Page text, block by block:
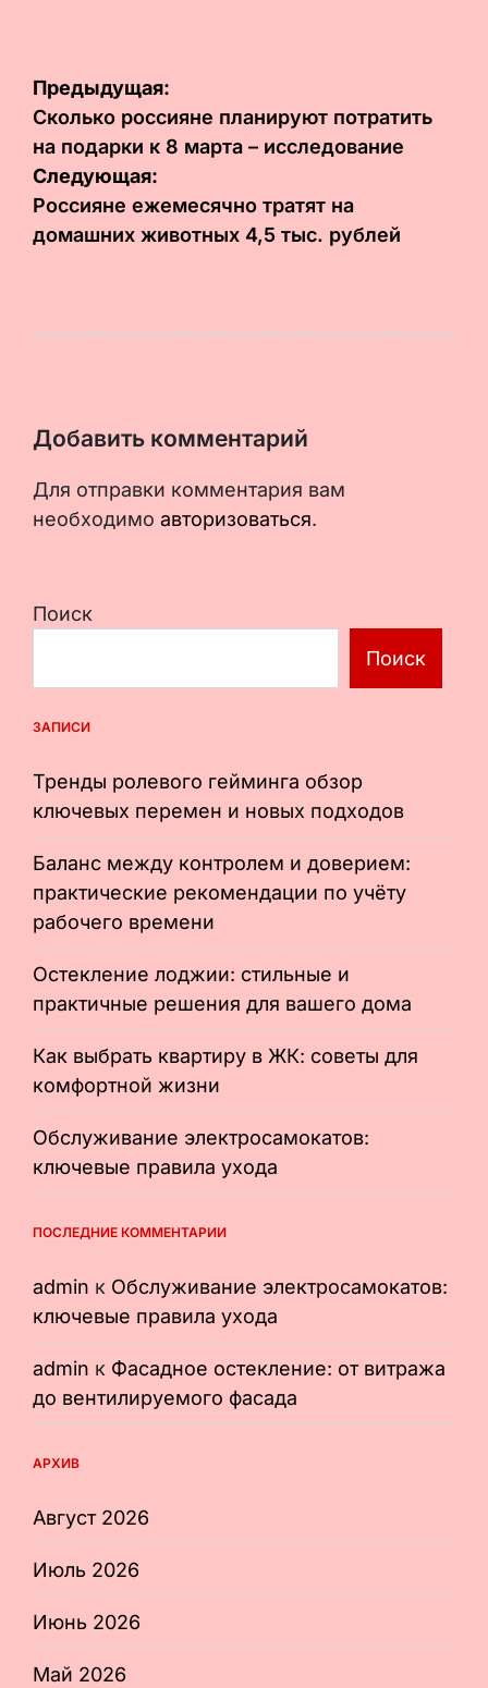
Навигация
по
записям
Предыдущая:
Сколько россияне планируют потратить
на подарки к 8 марта – исследование
Следующая:
Россияне ежемесячно тратят на
домашних животных 4,5 тыс. рублей
Добавить комментарий
Для отправки комментария вам
необходимо авторизоваться.
Поиск
Поиск
ЗАПИСИ
Тренды ролевого гейминга обзор
ключевых перемен и новых подходов
Баланс между контролем и доверием:
практические рекомендации по учёту
рабочего времени
Остекление лоджии: стильные и
практичные решения для вашего дома
Как выбрать квартиру в ЖК: советы для
комфортной жизни
Обслуживание электросамокатов:
ключевые правила ухода
ПОСЛЕДНИЕ КОММЕНТАРИИ
admin к Обслуживание электросамокатов:
ключевые правила ухода
admin к Фасадное остекление: от витража
до вентилируемого фасада
АРХИВ
Август 2026
Июль 2026
Июнь 2026
Май 2026